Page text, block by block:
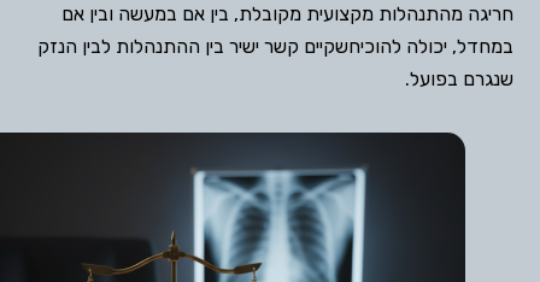
חריגה מהתנהלות מקצועית מקובלת, בין אם במעשה ובין אם
במחדל, יכולה להוכיחשקיים קשר ישיר בין ההתנהלות לבין הנזק
שנגרם בפועל.